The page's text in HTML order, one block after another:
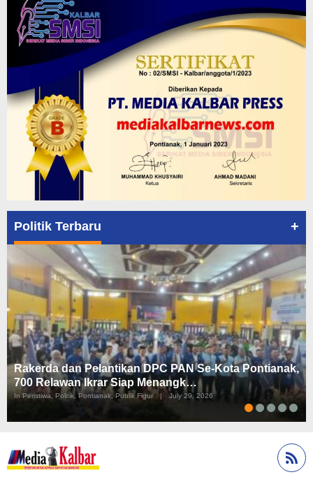
Politik Terbaru +
Rakerda dan Pelantikan DPC PAN Se-Kota Pontianak,
700 Relawan Ikrar Siap Menangk…
In Peristiwa, Politik, Pontianak, Publik Figur | July 29, 2026